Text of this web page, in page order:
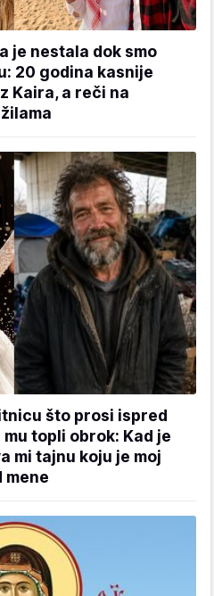
je nestala dok smo
20 godina kasnije
Kaira, a reči na
što prosi ispred
topli obrok: Kad je
mi tajnu koju je moj
mene